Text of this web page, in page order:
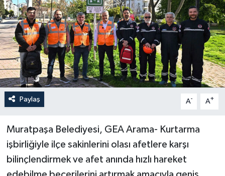
Paylaş A- A+
Muratpaşa Belediyesi, GEA Arama- Kurtarma
işbirliğiyle ilçe sakinlerini olası afetlere karşı
bilinçlendirmek ve afet anında hızlı hareket
Kültür Sanat
Magazin
Öğle Bülteni
Sağlık
Sosyal medya
Spor